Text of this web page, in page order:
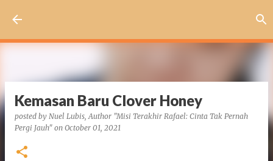
Kemasan Baru Clover Honey
posted by Nuel Lubis, Author "Misi Terakhir Rafael: Cinta Tak Pernah
Pergi Jauh" on October 01, 2021